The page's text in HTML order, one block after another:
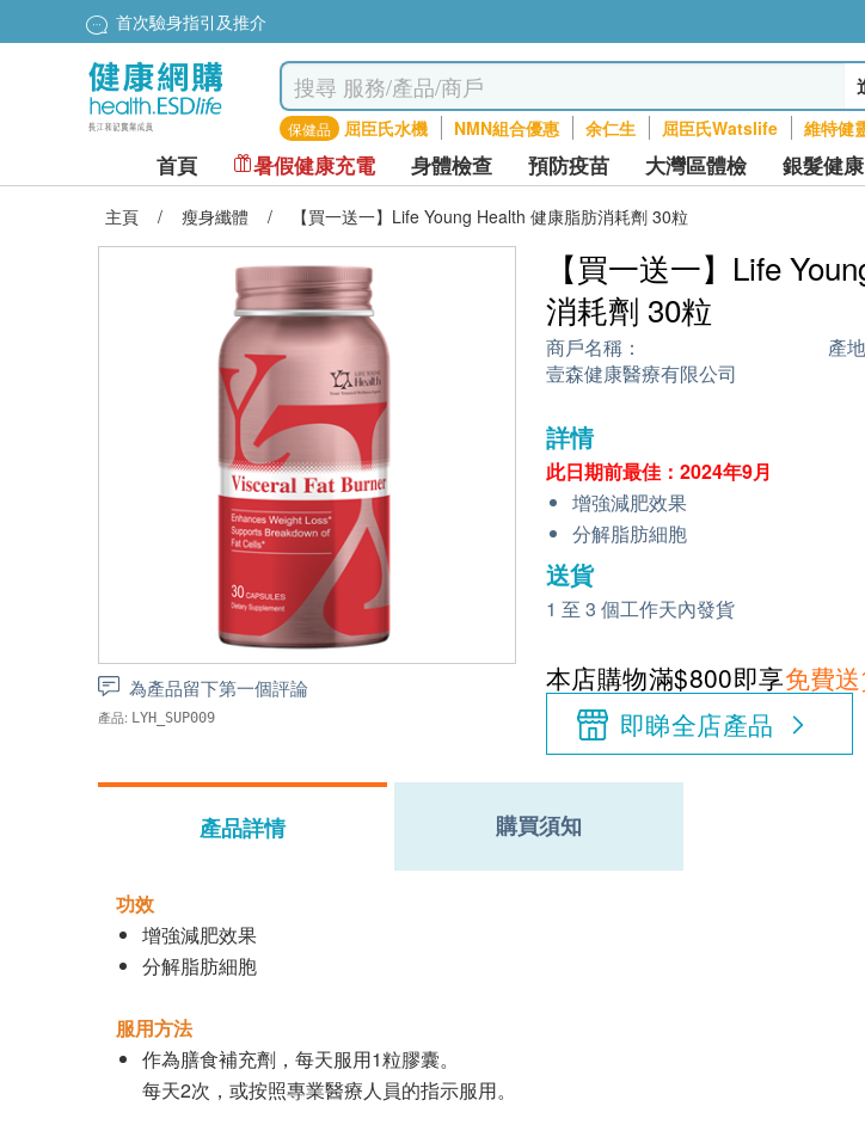
首次驗身指引及推介
保健品 屈臣氏水機 NMN組合優惠 余仁生 屈臣氏Watslife 維特健
首頁 暑假健康充電 身體檢查 預防疫苗 大灣區體檢 銀髮健康
主頁 / 瘦身纖體 / 【買一送一】Life Young Health 健康脂肪消耗劑 30粒
為產品留下第一個評論
產品: LYH_SUP009
【買一送一】Life
消耗劑 30粒
商戶名稱：
壹森健康醫療有限公司
產地
詳情
此日期前最佳：2024年9月
增強減肥效果
分解脂肪細胞
送貨
1 至 3 個工作天內發貨
本店購物滿$800即享免費
即睇全店產品
產品詳情 購買須知
功效
增強減肥效果
分解脂肪細胞
服用方法
作為膳食補充劑，每天服用1粒膠囊。
每天2次，或按照專業醫療人員的指示服用。